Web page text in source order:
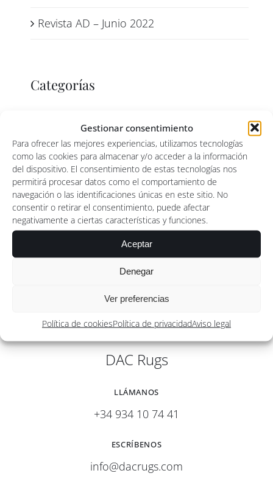
Gestionar consentimiento
Para ofrecer las mejores experiencias, utilizamos tecnologías
como las cookies para almacenar y/o acceder a la información
del dispositivo. El consentimiento de estas tecnologías nos
permitirá procesar datos como el comportamiento de
navegación o las identificaciones únicas en este sitio. No
consentir o retirar el consentimiento, puede afectar
negativamente a ciertas características y funciones.
Aceptar
Denegar
Ver preferencias
Política de cookiesPolítica de privacidadAviso legal
Revista AD – Junio 2022
Categorías
DAC Rugs
LLÁMANOS
+34 934 10 74 41
ESCRÍBENOS
info@dacrugs.com